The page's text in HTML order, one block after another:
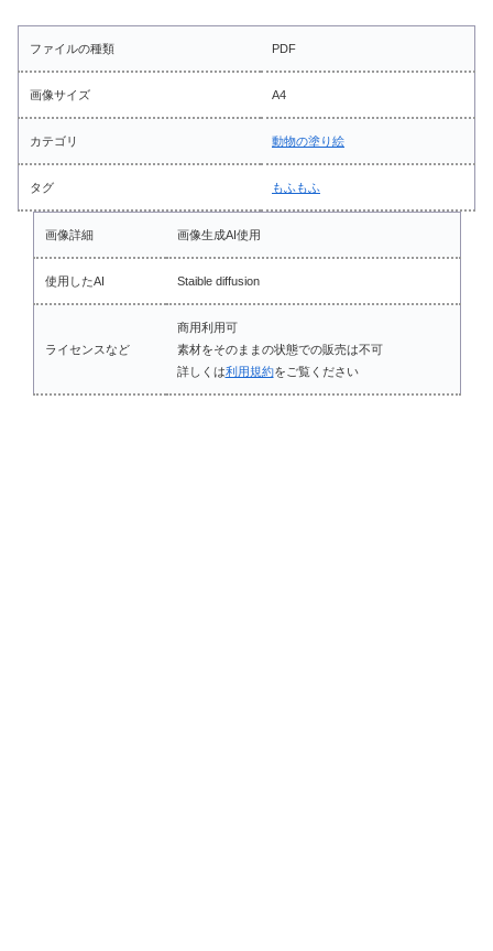
ファイルの種類 PDF
画像サイズ A4
カテゴリ 動物の塗り絵
タグ もふもふ
画像詳細 画像生成AI使用
使用したAI Staible diffusion
ライセンスなど
商用利用可
素材をそのままの状態での販売は不可
詳しくは利用規約をご覧ください